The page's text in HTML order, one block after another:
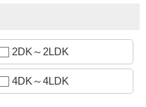
2DK～2LDK
4DK～4LDK